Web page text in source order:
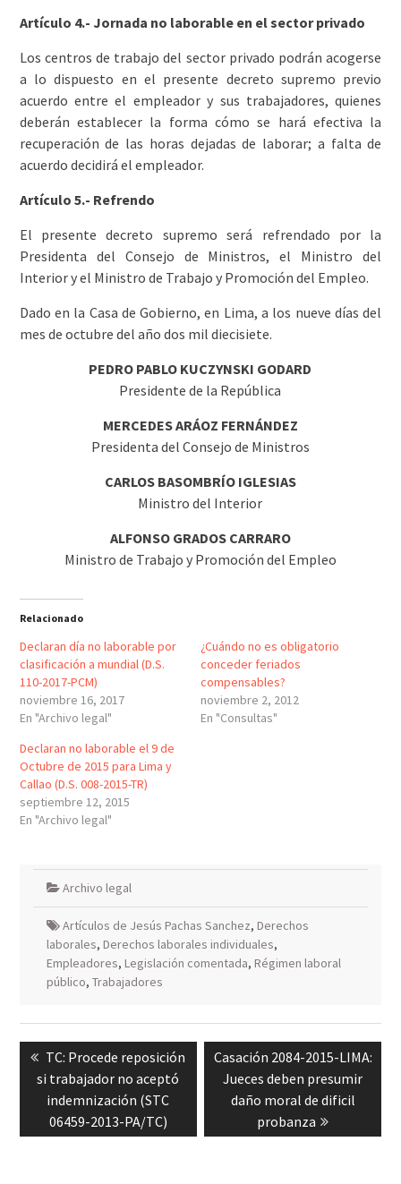
Artículo 4.- Jornada no laborable en el sector privado
Los centros de trabajo del sector privado podrán acogerse
a lo dispuesto en el presente decreto supremo previo
acuerdo entre el empleador y sus trabajadores, quienes
deberán establecer la forma cómo se hará efectiva la
recuperación de las horas dejadas de laborar; a falta de
acuerdo decidirá el empleador.
Artículo 5.- Refrendo
El presente decreto supremo será refrendado por la
Presidenta del Consejo de Ministros, el Ministro del
Interior y el Ministro de Trabajo y Promoción del Empleo.
Dado en la Casa de Gobierno, en Lima, a los nueve días del
mes de octubre del año dos mil diecisiete.
PEDRO PABLO KUCZYNSKI GODARD
Presidente de la República
MERCEDES ARÁOZ FERNÁNDEZ
Presidenta del Consejo de Ministros
CARLOS BASOMBRÍO IGLESIAS
Ministro del Interior
ALFONSO GRADOS CARRARO
Ministro de Trabajo y Promoción del Empleo
Relacionado
Declaran día no laborable por
clasificación a mundial (D.S.
110-2017-PCM)
noviembre 16, 2017
En "Archivo legal"
¿Cuándo no es obligatorio
conceder feriados
compensables?
noviembre 2, 2012
En "Consultas"
Declaran no laborable el 9 de
Octubre de 2015 para Lima y
Callao (D.S. 008-2015-TR)
septiembre 12, 2015
En "Archivo legal"
Archivo legal
Artículos de Jesús Pachas Sanchez, Derechos
laborales, Derechos laborales individuales,
Empleadores, Legislación comentada, Régimen laboral
público, Trabajadores
de
entradas
Previous
post:
TC: Procede reposición
si trabajador no aceptó
indemnización (STC
06459-2013-PA/TC)
Next
post:
Casación 2084-2015-LIMA:
Jueces deben presumir
daño moral de dificil
probanza